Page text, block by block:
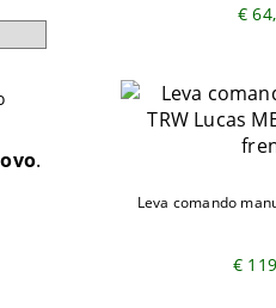
€
Leva comando
€